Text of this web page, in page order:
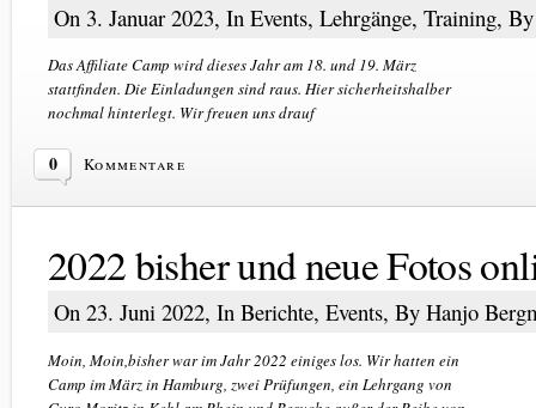
On 3. Januar 2023, In Events, Lehrgänge, Training,
Das Affiliate Camp wird dieses Jahr am 18. und 19. März
stattfinden. Die Einladungen sind raus. Hier sicherheitshalber
nochmal hinterlegt. Wir freuen uns drauf
0 Kommentare
2022 bisher und neue Fotos
On 23. Juni 2022, In Berichte, Events, By Hanjo
Moin, Moin,bisher war im Jahr 2022 einiges los. Wir hatten ein
Camp im März in Hamburg, zwei Prüfungen, ein Lehrgang von